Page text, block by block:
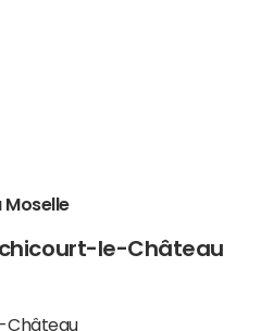
Moselle
le-Château
Château